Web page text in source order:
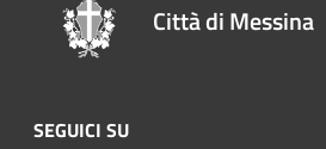
Città di Messina
SEGUICI SU